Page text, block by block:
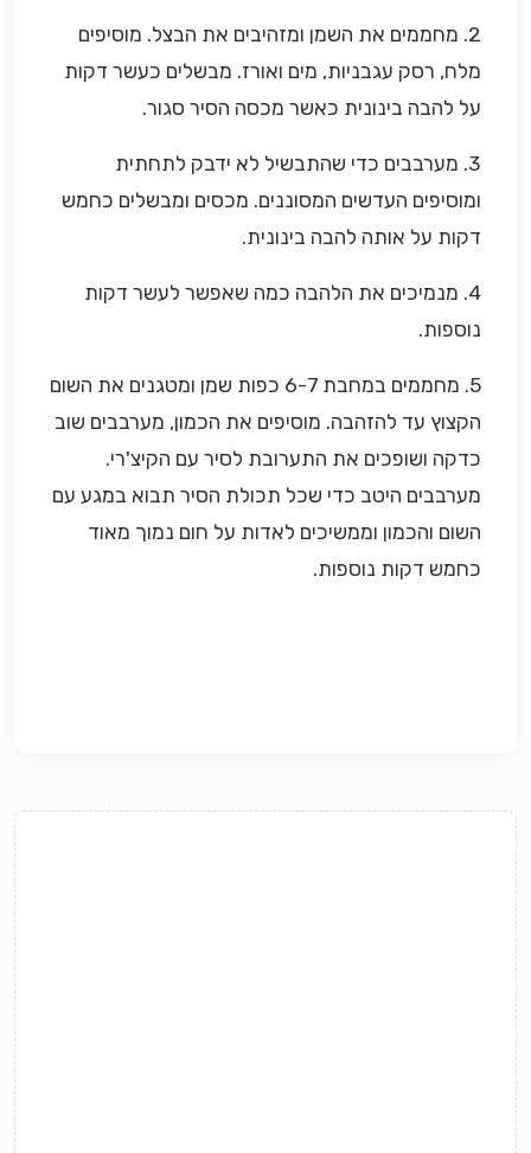
2. מחממים את השמן ומזהיבים את הבצל. מוסיפים
מלח, רסק עגבניות, מים ואורז. מבשלים כעשר דקות
על להבה בינונית כאשר מכסה הסיר סגור.
3. מערבבים כדי שהתבשיל לא ידבק לתחתית
ומוסיפים העדשים המסוננים. מכסים ומבשלים כחמש
דקות על אותה להבה בינונית.
4. מנמיכים את הלהבה כמה שאפשר לעשר דקות
נוספות.
5. מחממים במחבת 6-7 כפות שמן ומטגנים את השום
הקצוץ עד להזהבה. מוסיפים את הכמון, מערבבים שוב
כדקה ושופכים את התערובת לסיר עם הקיצ'רי.
מערבבים היטב כדי שכל תכולת הסיר תבוא במגע עם
השום והכמון וממשיכים לאדות על חום נמוך מאוד
כחמש דקות נוספות.